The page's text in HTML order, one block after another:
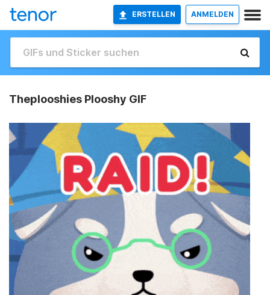
ERSTELLEN ANMELDEN
Theplooshies Plooshy GIF